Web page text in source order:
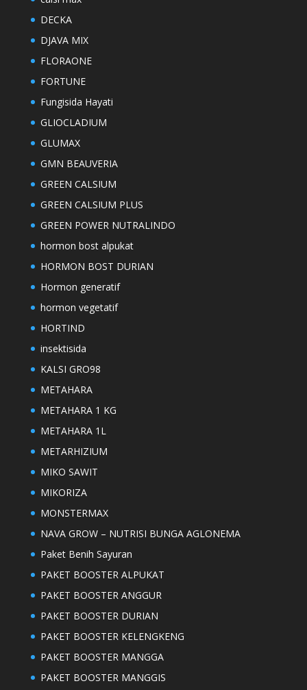
DECKA
DJAVA MIX
FLORAONE
FORTUNE
Fungisida Hayati
GLIOCLADIUM
GLUMAX
GMN BEAUVERIA
GREEN CALSIUM
GREEN CALSIUM PLUS
GREEN POWER NUTRALINDO
hormon bost alpukat
HORMON BOST DURIAN
Hormon generatif
hormon vegetatif
HORTIND
insektisida
KALSI GRO98
METAHARA
METAHARA 1 KG
METAHARA 1L
METARHIZIUM
MIKO SAWIT
MIKORIZA
MONSTERMAX
NAVA GROW – NUTRISI BUNGA AGLONEMA
Paket Benih Sayuran
PAKET BOOSTER ALPUKAT
PAKET BOOSTER ANGGUR
PAKET BOOSTER DURIAN
PAKET BOOSTER KELENGKENG
PAKET BOOSTER MANGGA
PAKET BOOSTER MANGGIS